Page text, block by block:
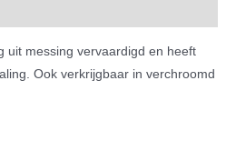
uit messing vervaardigd en heeft
Ook verkrijgbaar in verchroomd